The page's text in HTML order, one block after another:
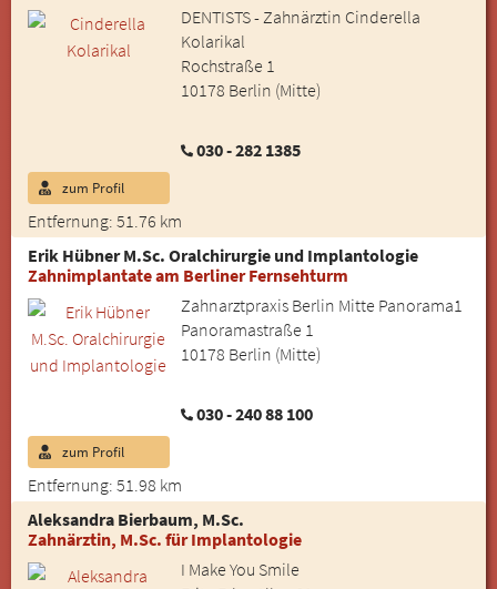
DENTISTS - Zahnärztin Cinderella
Kolarikal
Rochstraße 1
10178 Berlin (Mitte)
030 - 282 1385
Entfernung: 51.76 km
zum Profil
Erik Hübner M.Sc. Oralchirurgie und Implantologie
Zahnimplantate am Berliner Fernsehturm
Zahnarztpraxis Berlin Mitte Panorama1
Panoramastraße 1
10178 Berlin (Mitte)
030 - 240 88 100
Entfernung: 51.98 km
zum Profil
Aleksandra Bierbaum, M.Sc.
Zahnärztin, M.Sc. für Implantologie
I Make You Smile